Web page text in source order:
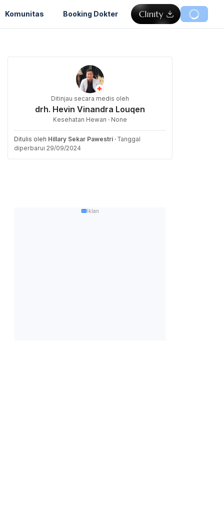
Komunitas Booking Dokter
Ditinjau secara medis oleh
drh. Hevin Vinandra Louqen
Kesehatan Hewan · None
Ditulis oleh Hillary Sekar Pawestri · Tanggal
diperbarui 29/09/2024
Iklan